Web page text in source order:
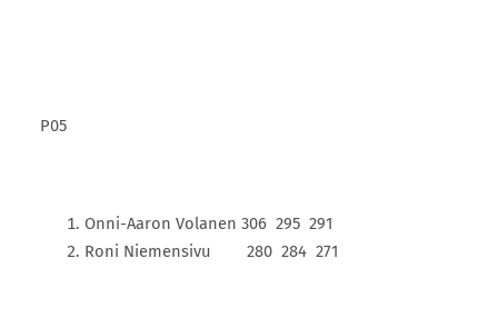
P05
Onni-Aaron Volanen 306 295 291
Roni Niemensivu 280 284 271